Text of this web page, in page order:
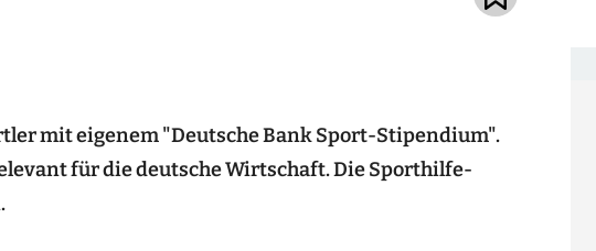
mit eigenem "Deutsche Bank Sport-Stipendium".
für die deutsche Wirtschaft. Die Sporthilfe-